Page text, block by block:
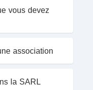
vous devez
association
la SARL